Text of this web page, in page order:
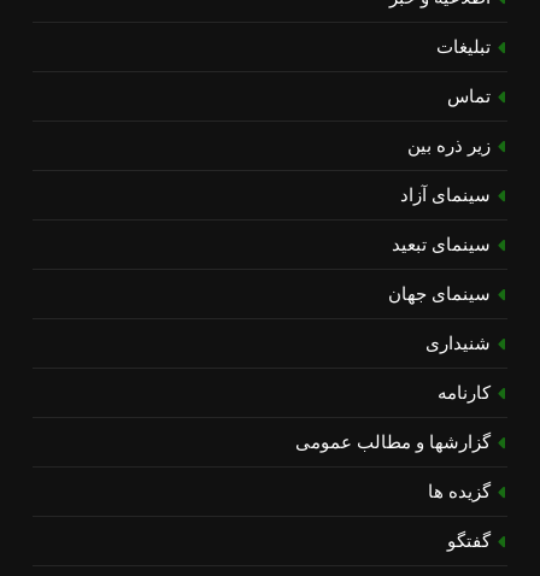
تبلیغات
تماس
زیر ذره بین
سینمای آزاد
سینمای تبعید
سینمای جهان
شنیداری
کارنامه
گزارشها و مطالب عمومی
گزیده ها
گفتگو